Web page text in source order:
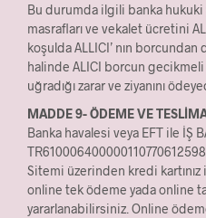
Bu durumda ilgili banka
masrafları ve vekalet ücretini
koşulda ALLICI’ nın
halinde ALICI borcun gecikmeli
uğradığı zarar ve ziyanını
MADDE 9- ÖDEME VE
Banka havalesi veya EFT ile İŞ
Sitemi üzerinden kredi kartınız
online tek ödeme yada online
yararlanabilirsiniz. Online